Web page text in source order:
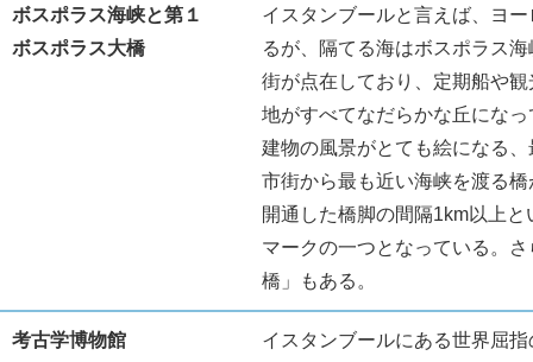
ボスポラス海峡と第１
ボスポラス大橋
イスタンブールと言えば、ヨ
るが、隔てる海はボスポラス
街が点在しており、定期船や
地がすべてなだらかな丘にな
建物の風景がとても絵になる
市街から最も近い海峡を渡る
開通した橋脚の間隔1km以上
マークの一つとなっている。
橋」もある。
考古学博物館
イスタンブールにある世界屈